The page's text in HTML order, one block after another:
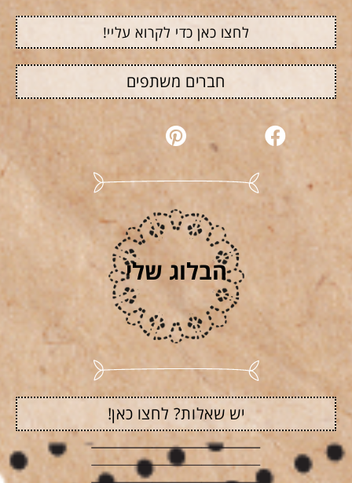
לחצו כאן כדי לקרוא עליי!
חברים משתפים
הבלוג שלי
יש שאלות? לחצו כאן!